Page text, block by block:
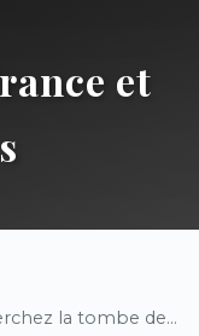
et
la tombe de...